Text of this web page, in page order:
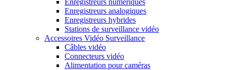
Enregistreurs analogiques
Enregistreurs hybrides
Stations de surveillance vidéo
Accessoires Vidéo Surveillance
Câbles vidéo
Connecteurs vidéo
Alimentation pour caméras